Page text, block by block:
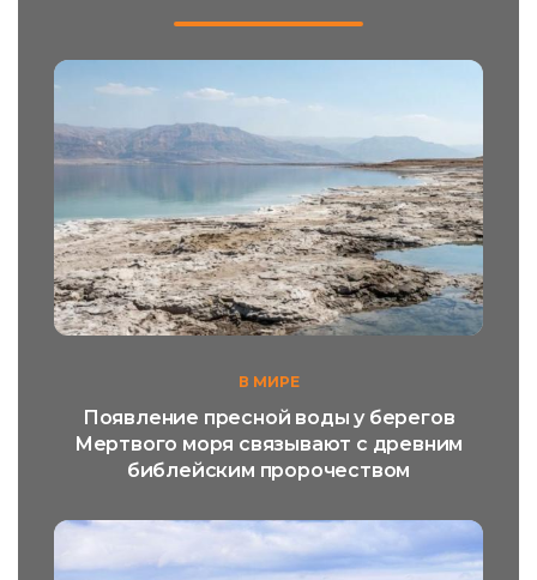
В МИРЕ
Появление пресной воды у берегов
Мертвого моря связывают с древним
библейским пророчеством